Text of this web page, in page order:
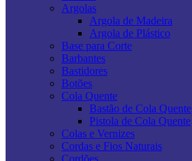
Argolas
Argola de Madeira
Argola de Plástico
Base para Corte
Barbantes
Bastidores
Botões
Cola Quente
Bastão de Cola Quente
Pistola de Cola Quente
Colas e Vernizes
Cordas e Fios Naturais
Cordões